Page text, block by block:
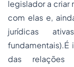
legislador a criar
com elas e,
jurídicas
das relações